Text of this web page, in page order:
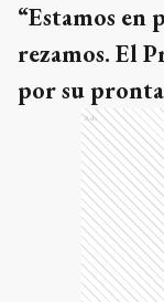
“Estamos en
rezamos. El
por su
Ads